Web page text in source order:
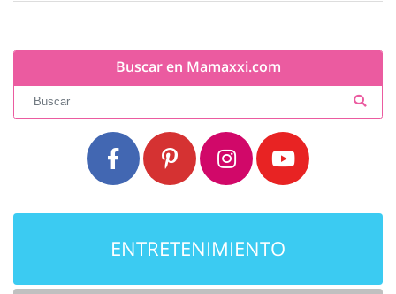
Buscar en Mamaxxi.com
ENTRETENIMIENTO